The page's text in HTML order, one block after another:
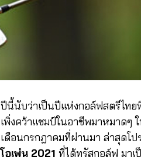
ปีนี้นับว่าเป็นปีแห่งกอล์ฟสตรีไท
เพิ่งคว้าแชมป์ในอาชีพมาหมาดๆ
เดือนกรกฎาคมที่ผ่านมา ล่าสุดโป
โอเพ่น 2021 ที่ได้ทรัสกอล์ฟ มาเ